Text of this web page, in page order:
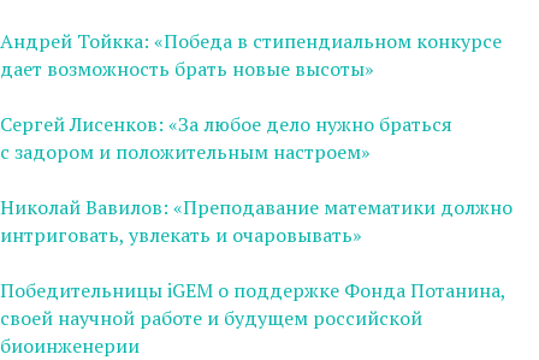
Андрей Тойкка: «Победа в cтипендиальном конкурсе
дает возможность брать новые высоты»
Сергей Лисенков: «За любое дело нужно браться
с задором и положительным настроем»
Николай Вавилов: «Преподавание математики должно
интриговать, увлекать и очаровывать»
Победительницы iGEM о поддержке Фонда Потанина,
своей научной работе и будущем российской
биоинженерии